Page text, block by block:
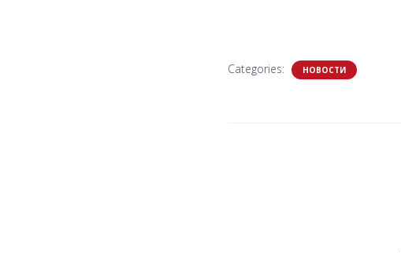
Categories: НОВОСТИ